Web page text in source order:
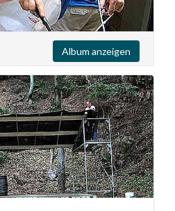
Album anzeigen